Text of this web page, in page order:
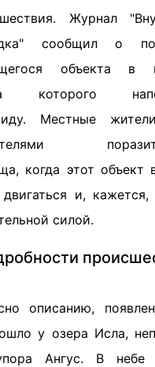
Журнал
сообщил о
объекта в
которого
Местные
когда этот объект
двигаться и, кажется,
силой.
описанию,
у озера Исла,
Ангус. В небе